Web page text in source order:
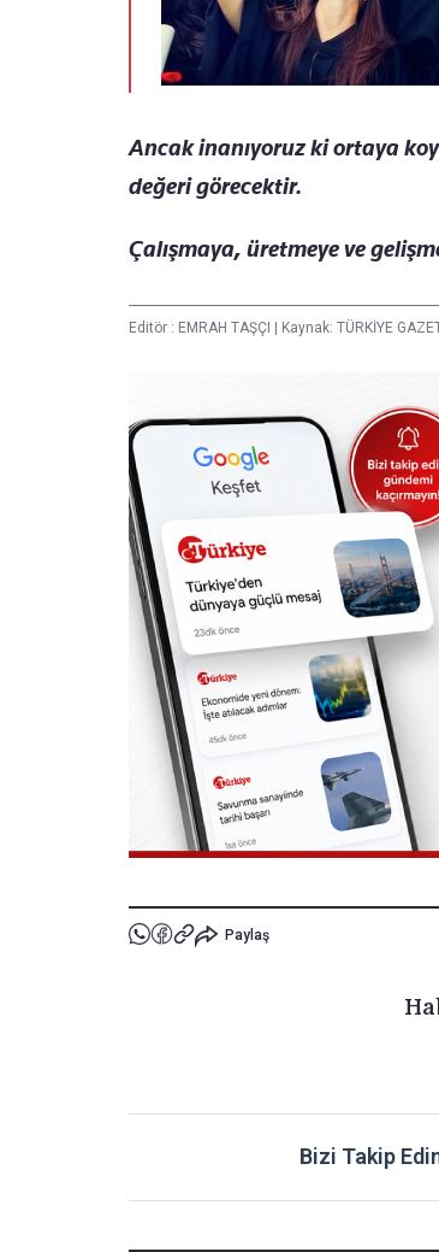
Ancak inanıyoruz ki ortaya
değeri görecektir.
Çalışmaya, üretmeye ve
Editör : EMRAH TAŞÇI | Kaynak: TÜRKİYE
Paylaş
Bizi Takip